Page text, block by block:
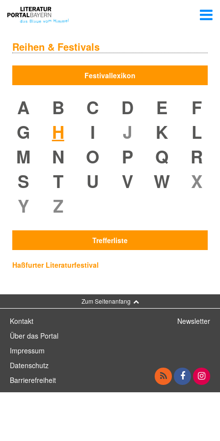
Reihen & Festivals
Festivallexikon
A B C D E
F
G
H I J K
L
M
N O P Q
R
S
T U V W
X
Y
Z
Trefferliste
Haßfurter Literaturfestival
Zum Seitenanfang
Kontakt
Über das Portal
Impressum
Datenschutz
Barrierefreiheit
Newsletter